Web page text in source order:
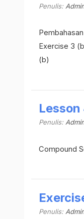
Penulis:
Exercise 3
(b)
Penulis:
Compound
Penulis: